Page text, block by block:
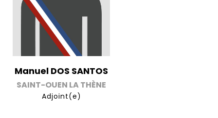
Manuel DOS SANTOS
SAINT-OUEN LA THÈNE
Adjoint(e)